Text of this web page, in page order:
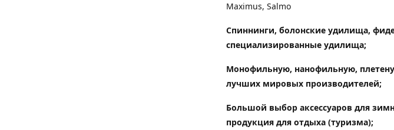
Maximus, Salmo
Спиннинги, болонские удилища,
специализированные удилища;
Монофильную, нанофильную,
лучших мировых производителей;
Большой выбор аксессуаров для
продукция для отдыха (туризма);